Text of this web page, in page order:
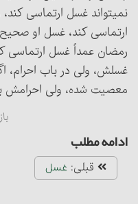
نمی‏تواند غسل ارتماسی
ارتماسی کند، غسل او
رمضان عمداً غسل
غسلش، ولی در باب احرام،
معصیت شده، ولی احرامش
ادامه مطلب
قبلی: غسل